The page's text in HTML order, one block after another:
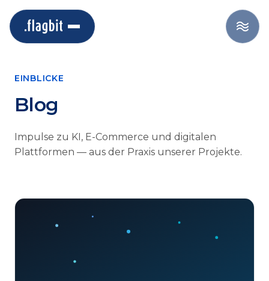
EINBLICKE
Blog
Impulse zu KI, E-Commerce und digitalen
Plattformen — aus der Praxis unserer Projekte.